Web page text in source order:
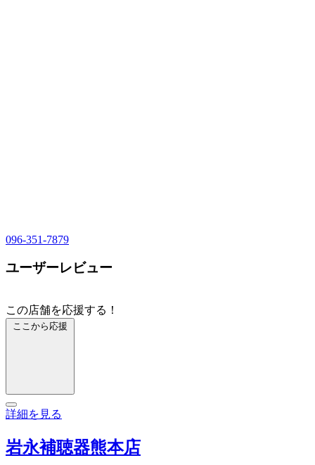
096-351-7879
ユーザーレビュー
この店舗を応援する！
ここから応援
詳細を見る
岩永補聴器熊本店